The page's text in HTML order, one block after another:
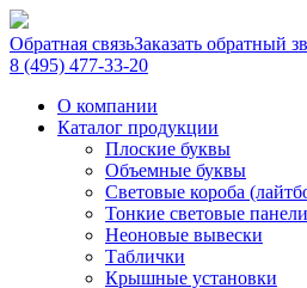
Обратная связьЗаказать обратный
8 (495) 477-33-20
О компании
Каталог продукции
Плоские буквы
Объемные буквы
Световые короба
Тонкие световые панели
Неоновые вывески
Таблички
Крышные установки